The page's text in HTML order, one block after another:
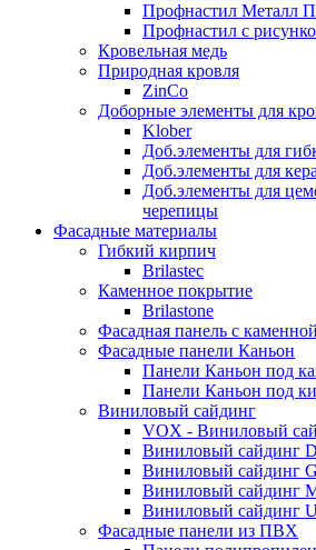
Профнастил Металл
Профнастил с
Кровельная медь
Природная кровля
ZinCo
Доборные элементы для
Klober
Доб.элементы для
Доб.элементы для
Доб.элементы для
черепицы
Фасадные материалы
Гибкий кирпич
Brilastec
Каменное покрытие
Brilastone
Фасадная панель с
Фасадные панели Каньон
Панели Каньон под
Панели Каньон под
Виниловый сайдинг
VOX - Виниловый
Виниловый сайдинг
Виниловый сайдинг
Виниловый сайдинг
Виниловый сайдинг
Фасадные панели из ПВХ